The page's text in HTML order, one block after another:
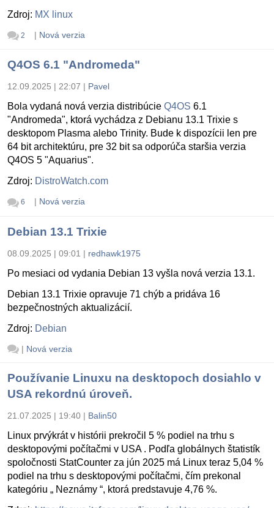
Zdroj: MX linux
2 | Nová verzia
Q4OS 6.1 "Andromeda"
12.09.2025 | 22:07 | Pavel
Bola vydaná nová verzia distribúcie Q4OS 6.1
"Andromeda", ktorá vychádza z Debianu 13.1 Trixie s
desktopom Plasma alebo Trinity. Bude k dispozícii len pre
64 bit architektúru, pre 32 bit sa odporúča staršia verzia
Q4OS 5 "Aquarius".
Zdroj: DistroWatch.com
6 | Nová verzia
Debian 13.1 Trixie
08.09.2025 | 09:01 | redhawk1975
Po mesiaci od vydania Debian 13 vyšla nová verzia 13.1.
Debian 13.1 Trixie opravuje 71 chýb a pridáva 16
bezpečnostných aktualizácií.
Zdroj: Debian
| Nová verzia
Používanie Linuxu na desktopoch dosiahlo v
USA rekordnú úroveň.
21.07.2025 | 19:40 | Balin50
Linux prvýkrát v histórii prekročil 5 % podiel na trhu s
desktopovými počítačmi v USA . Podľa globálnych štatistík
spoločnosti StatCounter za jún 2025 má Linux teraz 5,04 %
podiel na trhu s desktopovými počítačmi, čím prekonal
kategóriu „ Neznámy “, ktorá predstavuje 4,76 %.